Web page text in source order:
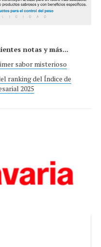
notas y más...
sabor misterioso
ranking del Índice de
2025